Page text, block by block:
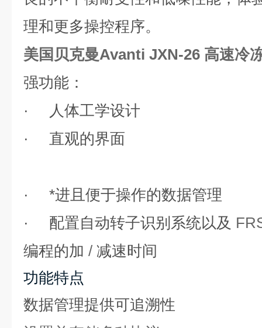
理和更多操控程序。
美国贝克曼Avanti JXN-26 高速冷
强功能：
·
人体工学设计
·
直观的界面
·
*进且便于操作的数据管理
·
配置自动转子识别系统以及
编程的加 / 减速时间
功能特点
数据管理提供可追溯性